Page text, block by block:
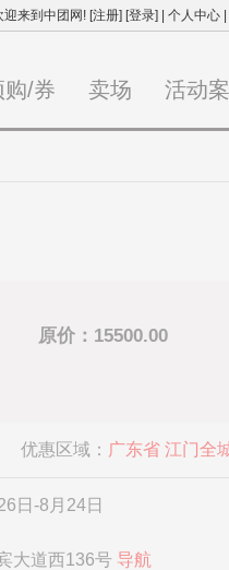
迎来到中团网! [注册] [登录] 个人中心
购/券 卖场 活动
原价：15500.00
优惠区域： 广东省 江门全
日-8月24日
大道西136号 导航